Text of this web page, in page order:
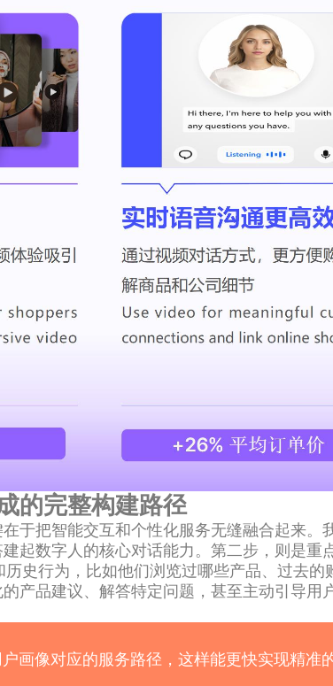
的完整构建路径
于把智能交互和个性化服务无缝融合起来
起数字人的核心对话能力。第二步，则是
史行为，比如他们浏览过哪些产品、过去
产品建议、解答特定问题，甚至主动引导用
画像对应的服务路径，这样能更快实现精准